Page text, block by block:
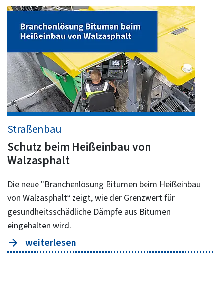
Straßenbau
Schutz beim Heißeinbau von
Walzasphalt
Die neue "Branchenlösung Bitumen beim Heißeinbau
von Walzasphalt“ zeigt, wie der Grenzwert für
gesundheitsschädliche Dämpfe aus Bitumen
eingehalten wird.
weiterlesen